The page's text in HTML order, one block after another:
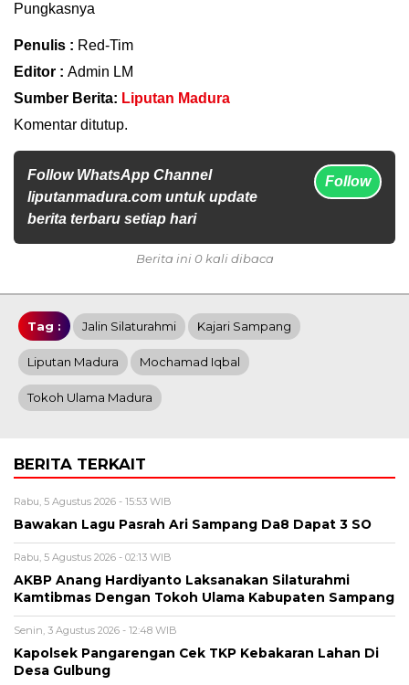
Pungkasnya
Penulis : Red-Tim
Editor : Admin LM
Sumber Berita: Liputan Madura
Komentar ditutup.
Follow WhatsApp Channel
liputanmadura.com untuk update
berita terbaru setiap hari
Follow
Berita ini 0 kali dibaca
Tag : Jalin Silaturahmi Kajari Sampang
Liputan Madura Mochamad Iqbal
Tokoh Ulama Madura
BERITA TERKAIT
Rabu, 5 Agustus 2026 - 15:53 WIB
Bawakan Lagu Pasrah Ari Sampang Da8 Dapat 3 SO
Rabu, 5 Agustus 2026 - 02:13 WIB
AKBP Anang Hardiyanto Laksanakan Silaturahmi
Kamtibmas Dengan Tokoh Ulama Kabupaten Sampang
Senin, 3 Agustus 2026 - 12:48 WIB
Kapolsek Pangarengan Cek TKP Kebakaran Lahan Di
Desa Gulbung